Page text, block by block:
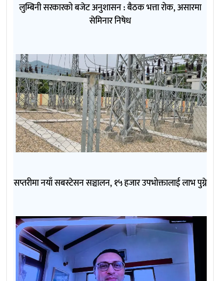
लुम्बिनी सरकारको बजेट अनुशासन : बैठक भत्ता रोक, असारमा
सेमिनार निषेध
सप्तरीमा नयाँ सबस्टेसन सञ्चालन, १५ हजार उपभोक्तालाई लाभ पुग्ने